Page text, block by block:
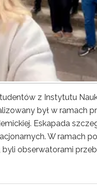
z Instytutu
był w ramach
Eskapada
W ramach
obserwatorami